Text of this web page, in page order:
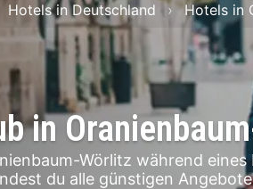
in
Wörlitz während
du alle günstigen
Hotels in Deutschland Hotels in